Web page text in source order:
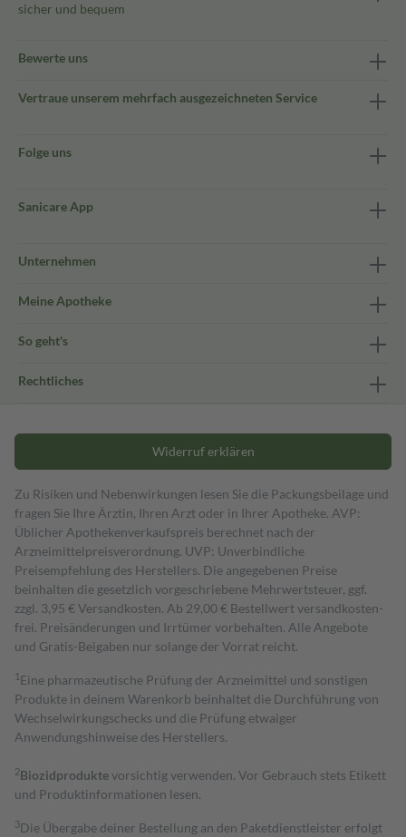
sicher und bequem
Bewerte uns
Vertraue unserem mehrfach ausgezeichneten Service
Folge uns
Sanicare App
Unternehmen
Meine Apotheke
So geht's
Rechtliches
Widerruf erklären
Zu Risiken und Nebenwirkungen lesen Sie die Packungsbeilage und
fragen Sie Ihre Ärztin, Ihren Arzt oder in Ihrer Apotheke. AVP:
Üblicher Apothekenverkaufspreis berechnet nach der
Arzneimittelpreisverordnung. UVP: Unverbindliche
Preisempfehlung des Herstellers. Die angegebenen Preise
beinhalten die gesetzlich vorgeschriebene Mehrwertsteuer, ggf.
zzgl. 3,95 € Versandkosten. Ab 29,00 € Bestell­wert versand­kosten­
frei. Preisänderungen und Irrtümer vorbehalten. Alle Angebote
und Gratis-Beigaben nur solange der Vorrat reicht.
1 Eine pharmazeutische Prüfung der Arzneimittel und sonstigen
Produkte in deinem Warenkorb beinhaltet die Durchführung von
Wechselwirkungschecks und die Prüfung etwaiger
Anwendungshinweise des Herstellers.
2Biozidproduktevorsichtig verwenden. Vor Gebrauch stets Etikett
und Produktinformationen lesen.
3Die Übergabe deiner Bestellung an den Paketdienstleister erfolgt